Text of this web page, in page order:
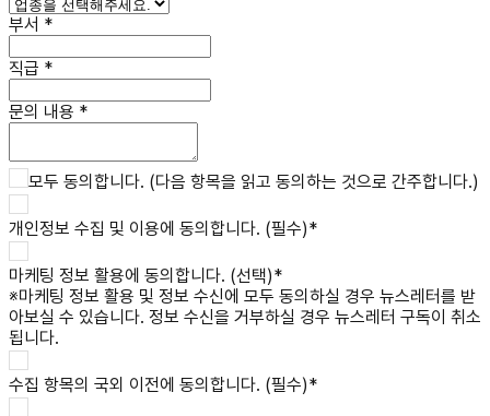
부서 *
직급 *
문의 내용 *
모두 동의합니다. (다음 항목을 읽고 동의하는 것으로 간주합니다.)
개인정보 수집 및 이용에 동의합니다. (필수)*
마케팅 정보 활용에 동의합니다. (선택)*
※마케팅 정보 활용 및 정보 수신에 모두 동의하실 경우 뉴스레터를 받
아보실 수 있습니다. 정보 수신을 거부하실 경우 뉴스레터 구독이 취소
됩니다.
수집 항목의 국외 이전에 동의합니다. (필수)*